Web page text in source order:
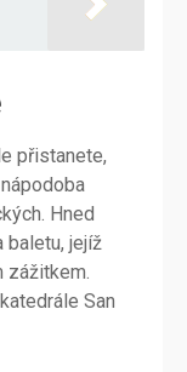
přistanete,
Hned
baletu, jejíž
zážitkem.
San